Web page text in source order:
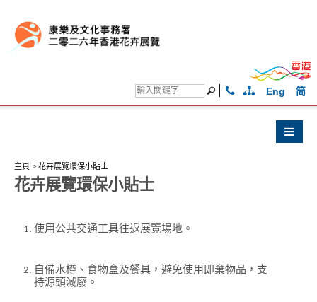
Eng 简
主頁 > 花卉展覽環保小貼士
花卉展覽環保小貼士
使用公共交通工具往返展覽場地。
自備水樽、食物盒及餐具，避免使用即棄物品，支
持源頭減廢。